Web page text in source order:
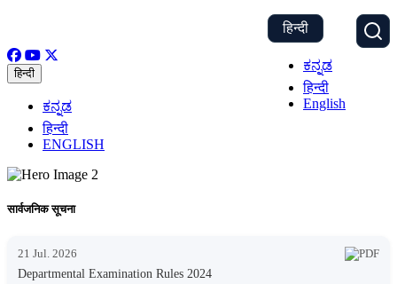
हिन्दी
ಕನ್ನಡ
हिन्दी
English
हिन्दी
ಕನ್ನಡ
हिन्दी
ENGLISH
सार्वजनिक सूचना
21 Jul. 2026
Departmental Examination Rules 2024